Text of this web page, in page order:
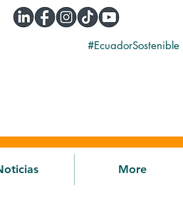
#EcuadorSostenible
More